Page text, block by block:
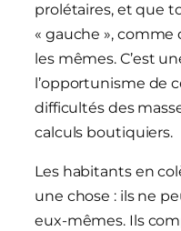
prolétaires, et que
« gauche », comme
les mêmes. C’est
l’opportunisme de
difficultés des
calculs boutiquiers.
Les habitants en
une chose : ils ne
eux-mêmes. Ils